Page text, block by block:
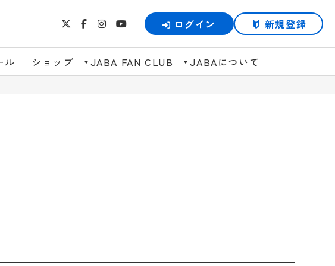
ログイン 新規登録
ル ショップ JABA FAN CLUB JABAについて